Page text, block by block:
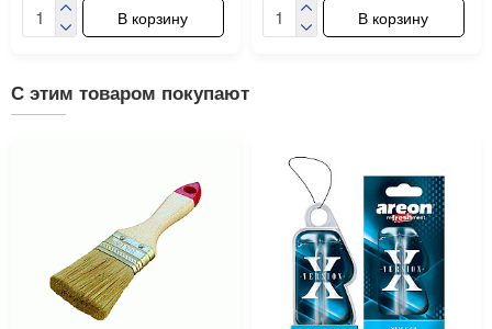
В корзину В корзину
С этим товаром покупают